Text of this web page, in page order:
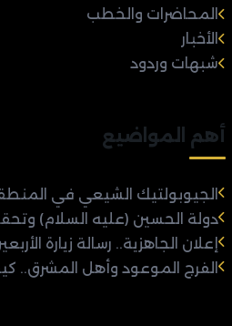
المحاضرات والخطب
الأخبار
شبهات وردود
أهم المواضيع
الجيوبولتيك الشيعي في
دولة الحسين (عليه السلام)
إعلان الجاهزية.. رسالة زيارة
الفرج الموعود وأهل المشرق..